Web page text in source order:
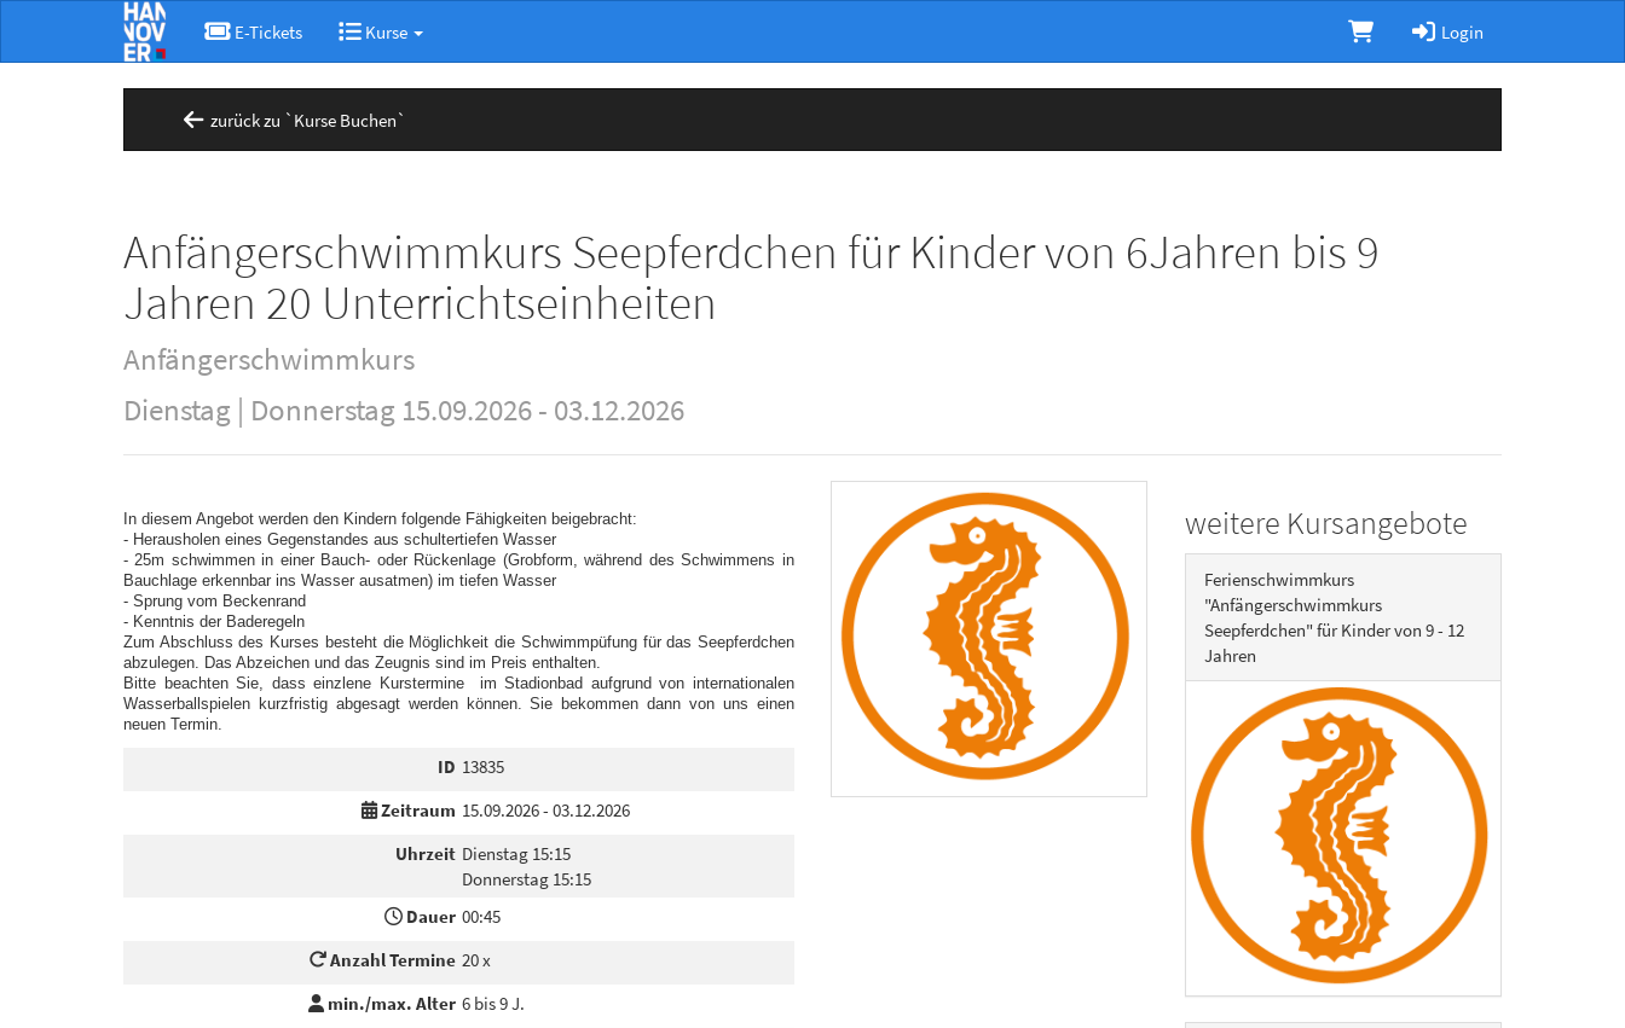
E-Tickets Kurse Login
zurück zu `Kurse Buchen`
Anfängerschwimmkurs Seepferdchen für Kinder von 6Jahren bis 9
Jahren 20 Unterrichtseinheiten
Anfängerschwimmkurs
Dienstag | Donnerstag 15.09.2026 - 03.12.2026
In diesem Angebot werden den Kindern folgende Fähigkeiten beigebracht:
- Herausholen eines Gegenstandes aus schultertiefen Wasser
- 25m schwimmen in einer Bauch- oder Rückenlage (Grobform, während des Schwimmens in
Bauchlage erkennbar ins Wasser ausatmen) im tiefen Wasser
- Sprung vom Beckenrand
- Kenntnis der Baderegeln
Zum Abschluss des Kurses besteht die Möglichkeit die Schwimmpüfung für das Seepferdchen
abzulegen. Das Abzeichen und das Zeugnis sind im Preis enthalten.
Bitte beachten Sie, dass einzlene Kurstermine im Stadionbad aufgrund von internationalen
Wasserballspielen kurzfristig abgesagt werden können. Sie bekommen dann von uns einen
neuen Termin.
ID 13835
Zeitraum 15.09.2026 - 03.12.2026
Uhrzeit Dienstag 15:15
Donnerstag 15:15
Dauer 00:45
Anzahl Termine 20 x
min./max. Alter 6 bis 9 J.
weitere Kursangebote
Ferienschwimmkurs
"Anfängerschwimmkurs
Seepferdchen" für Kinder von 9 - 12
Jahren